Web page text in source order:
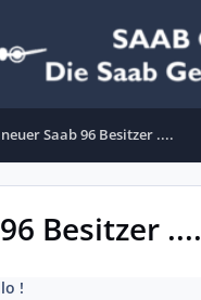
Saab 96 Besitzer ....
Besitzer ....
!